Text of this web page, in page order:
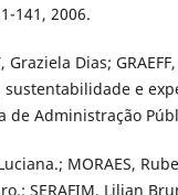
141, 2006.
Graziela Dias;
sustentabilidade e
de Administração
MORAES,
SERAFIM, Lilian